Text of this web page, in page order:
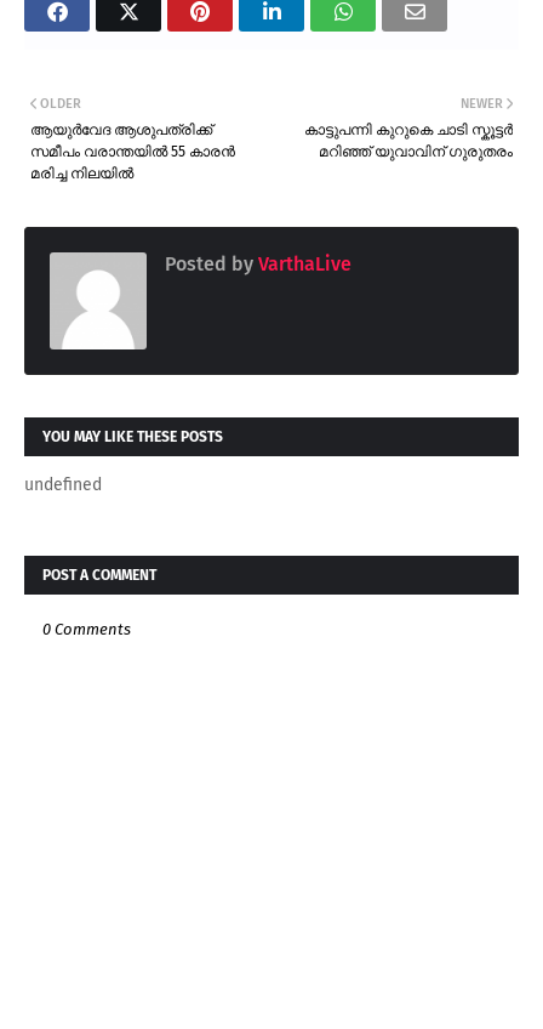
NEWER
കാട്ടുപന്നി കുറുകെ ചാടി സ്കൂട്ടർ
മറിഞ്ഞ് യുവാവിന് ഗുരുതരം
OLDER
ആയുർവേദ ആശുപത്രിക്ക്
സമീപം വരാന്തയിൽ 55 കാരൻ
മരിച്ച നിലയിൽ
Posted by VarthaLive
YOU MAY LIKE THESE POSTS
undefined
POST A COMMENT
0 Comments